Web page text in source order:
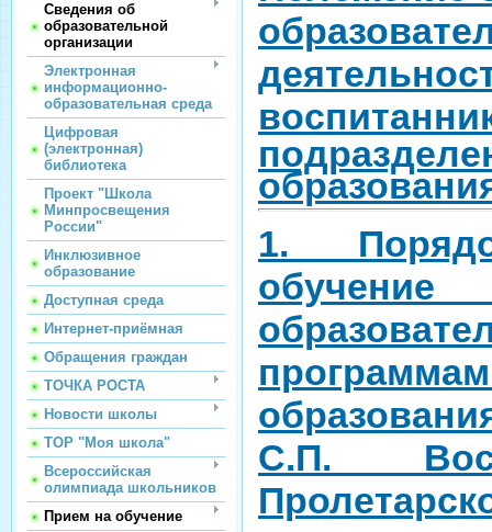
Сведения об
образовательной
организации
Электронная
информационно-
образовательная среда
Цифровая
(электронная)
библиотека
Проект "Школа
Минпросвещения
России"
Инклюзивное
образование
Доступная среда
Интернет-приёмная
Обращения граждан
ТОЧКА РОСТА
Новости школы
ТОР "Моя школа"
Всероссийская
олимпиада школьников
Прием на обучение
1.
С.П.